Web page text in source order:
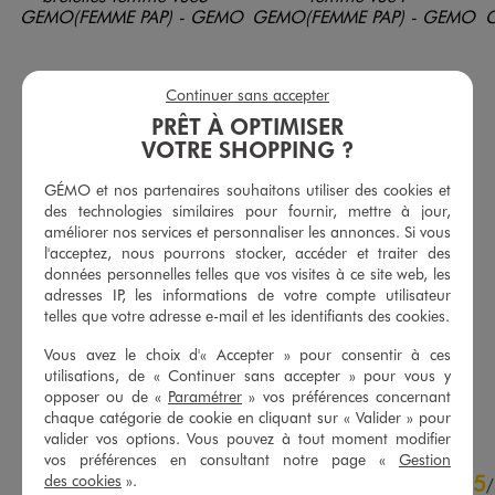
Débardeur uni à fines bretelles femme
3,99 €
-50% sur le 2ème produit d'été
4.5/5 de moyenne
(1626 avis)
AJOUTERAU PANIER
Jean Regular taille haute femme
15,99 €
AJOUTERAU PANIER
4.5 5/
PRÊT À OPTIMISER
VOTRE SHOPPING ?
GÉMO et nos partenaires souhaitons utiliser des cookies et
des technologies similaires pour fournir, mettre à jour,
améliorer nos services et personnaliser les annonces. Si vous
l'acceptez, nous pourrons stocker, accéder et traiter des
données personnelles telles que vos visites à ce site web, les
adresses IP, les informations de votre compte utilisateur
telles que votre adresse e-mail et les identifiants des cookies.
Vous avez le choix d'« Accepter » pour consentir à ces
utilisations, de « Continuer sans accepter » pour vous y
opposer ou de « Paramétrer » vos préférences concernant
chaque catégorie de cookie en cliquant sur « Valider » pour
valider vos options. Vous pouvez à tout moment modifier
vos préférences en consultant notre page « Gestion
des cookies ».
Continuer sans accepter